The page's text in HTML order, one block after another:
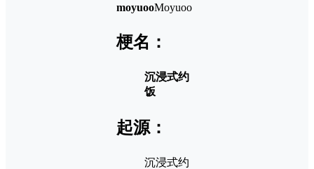
moyuooMoyuoo
梗名：
沉浸式约
饭
起源：
沉浸式约